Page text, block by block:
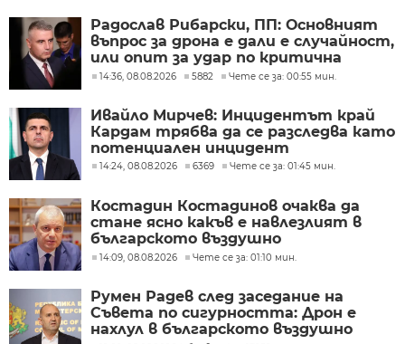
Радослав Рибарски, ПП: Основният
въпрос за дрона е дали е случайност,
или опит за удар по критична
инфраструктура
14:36, 08.08.2026 5882 Чете се за: 00:55 мин.
Ивайло Мирчев: Инцидентът край
Кардам трябва да се разследва като
потенциален инцидент
14:24, 08.08.2026 6369 Чете се за: 01:45 мин.
Костадин Костадинов очаква да
стане ясно какъв е навлезлият в
българското въздушно
пространство дрон
14:09, 08.08.2026 Чете се за: 01:10 мин.
Румен Радев след заседание на
Съвета по сигурността: Дрон е
нахлул в българското въздушно